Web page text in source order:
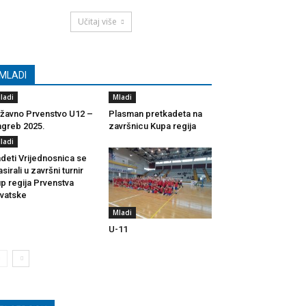
Učitaj više
MLADI
Prvenstvo U12 –
2025.
Mladi
Plasman pretkadeta na
završnicu Kupa regija
Vrijednosnica se
u završni turnir
regija Prvenstva
Mladi
U-11